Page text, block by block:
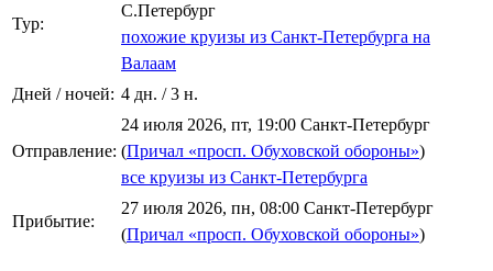
Тур:
С.Петербург
похожие круизы из Санкт-Петербурга на
Валаам
Дней / ночей: 4 дн. / 3 н.
Отправление:
24 июля 2026, пт, 19:00 Санкт-Петербург
(Причал «просп. Обуховской обороны»)
все круизы из Санкт-Петербурга
Прибытие:
27 июля 2026, пн, 08:00 Санкт-Петербург
(Причал «просп. Обуховской обороны»)